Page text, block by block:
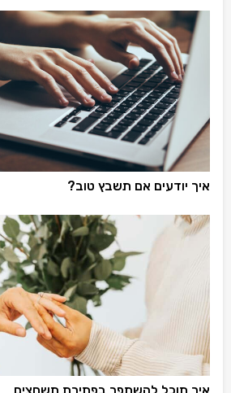
איך יודעים אם תשבץ טוב?